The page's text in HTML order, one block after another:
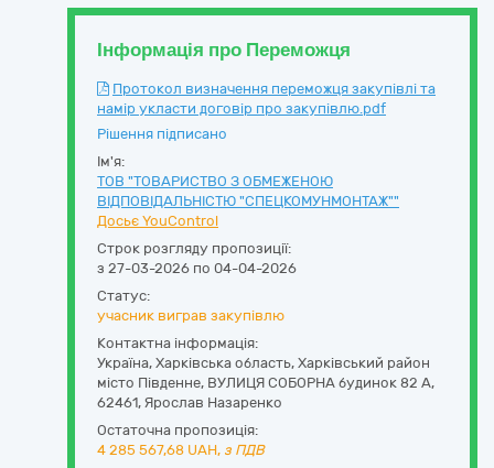
Інформація про Переможця
Протокол визначення переможця закупівлі та
намір укласти договір про закупівлю.pdf
Рішення підписано
Ім'я:
ТОВ "ТОВАРИСТВО З ОБМЕЖЕНОЮ
ВІДПОВІДАЛЬНІСТЮ "СПЕЦКОМУНМОНТАЖ""
Досьє YouControl
Строк розгляду пропозиції:
з 27-03-2026 по 04-04-2026
Статус:
учасник виграв закупівлю
Контактна інформація:
Україна, Харківська область, Харківський район
місто Південне, ВУЛИЦЯ СОБОРНА будинок 82 А,
62461, Ярослав Назаренко
Остаточна пропозиція:
4 285 567,68 UAH, з ПДВ